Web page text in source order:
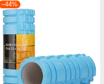
–44%